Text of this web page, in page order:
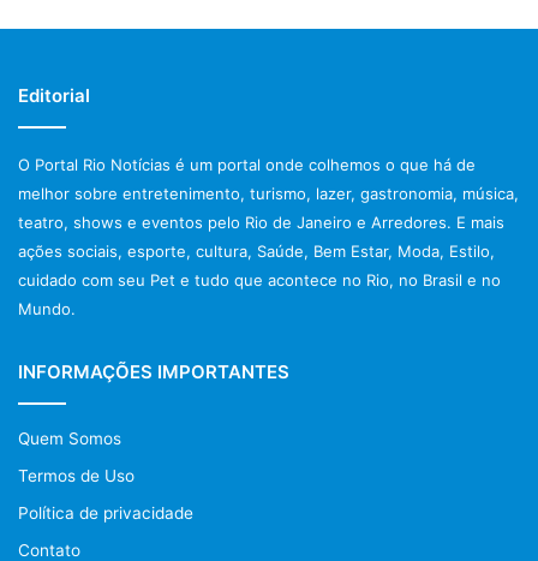
Endereço: Avenida Venceslau Brás, 72 – Botafogo
Capacidade: 800 pessoas
Pagamento: dinheiro e cartões (crédito e débito)
Mais informações: www.riofashionday.com.br
Editorial
O Portal Rio Notícias é um portal onde colhemos o que há de
melhor sobre entretenimento, turismo, lazer, gastronomia, música,
teatro, shows e eventos pelo Rio de Janeiro e Arredores. E mais
ações sociais, esporte, cultura, Saúde, Bem Estar, Moda, Estilo,
cuidado com seu Pet e tudo que acontece no Rio, no Brasil e no
Mundo.
INFORMAÇÕES IMPORTANTES
Quem Somos
Termos de Uso
Política de privacidade
Contato